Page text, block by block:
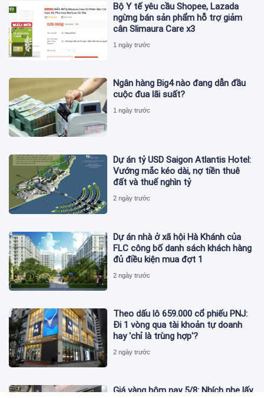
Bộ Y tế yêu cầu Shopee, Lazada
ngừng bán sản phẩm hỗ trợ giảm
cân Slimaura Care x3
1 ngày trước
Ngân hàng Big4 nào đang dẫn đầu
cuộc đua lãi suất?
1 ngày trước
Dự án tỷ USD Saigon Atlantis Hotel:
Vướng mắc kéo dài, nợ tiền thuê
đất và thuế nghìn tỷ
2 ngày trước
Dự án nhà ở xã hội Hà Khánh của
FLC công bố danh sách khách hàng
đủ điều kiện mua đợt 1
2 ngày trước
Theo dấu lô 659.000 cổ phiếu PNJ:
Đi 1 vòng qua tài khoản tự doanh
hay 'chỉ là trùng hợp'?
2 ngày trước
Giá vàng hôm nay 5/8: Nhích nhẹ lấy